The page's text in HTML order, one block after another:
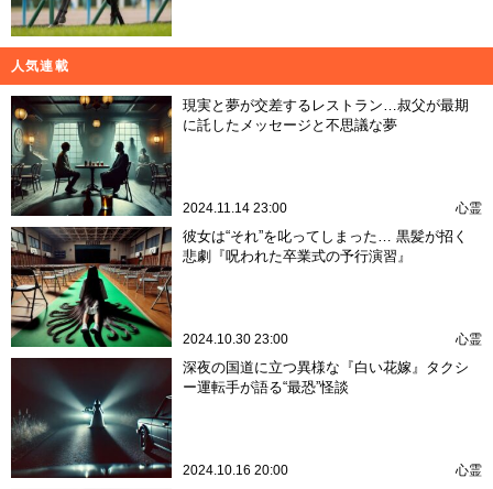
人気連載
現実と夢が交差するレストラン…叔父が最期
に託したメッセージと不思議な夢
2024.11.14 23:00 心霊
彼女は“それ”を叱ってしまった… 黒髪が招く
悲劇『呪われた卒業式の予行演習』
2024.10.30 23:00 心霊
深夜の国道に立つ異様な『白い花嫁』タクシ
ー運転手が語る“最恐”怪談
2024.10.16 20:00 心霊